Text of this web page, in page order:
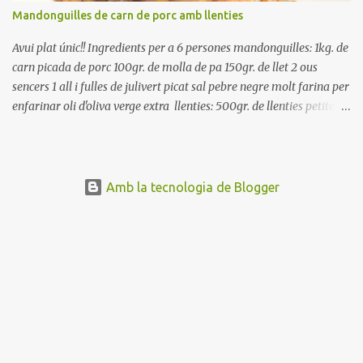
Mandonguilles de carn de porc amb llenties
Avui plat únic!! Ingredients per a 6 persones mandonguilles: 1kg. de
carn picada de porc 100gr. de molla de pa 150gr. de llet 2 ous
sencers 1 all i fulles de julivert picat sal pebre negre molt farina per
enfarinar oli d'oliva verge extra llenties: 500gr. de llenties petites
entre 40 i 50 minuts. Poseu la carn picada en un bol i barregeu-la
Amb la tecnologia de Blogger